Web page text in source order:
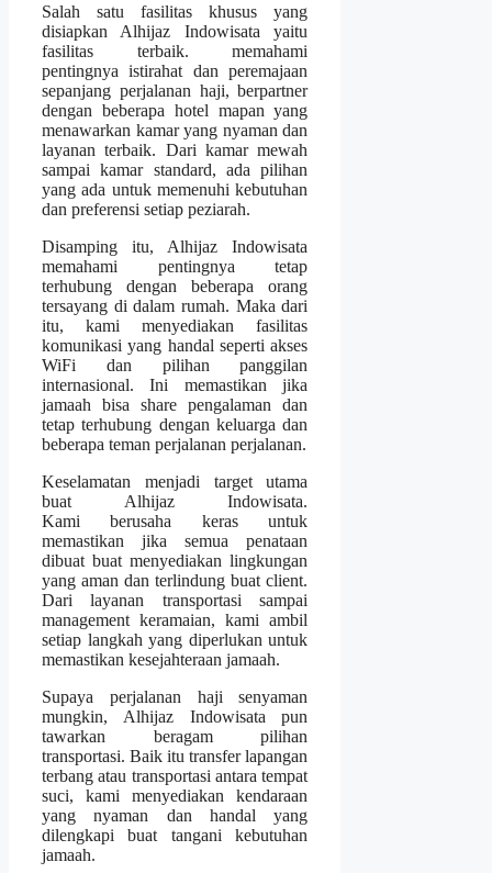
Salah satu fasilitas khusus yang
disiapkan Alhijaz Indowisata yaitu
fasilitas terbaik. memahami
pentingnya istirahat dan peremajaan
sepanjang perjalanan haji, berpartner
dengan beberapa hotel mapan yang
menawarkan kamar yang nyaman dan
layanan terbaik. Dari kamar mewah
sampai kamar standard, ada pilihan
yang ada untuk memenuhi kebutuhan
dan preferensi setiap peziarah.
Disamping itu, Alhijaz Indowisata
memahami pentingnya tetap
terhubung dengan beberapa orang
tersayang di dalam rumah. Maka dari
itu, kami menyediakan fasilitas
komunikasi yang handal seperti akses
WiFi dan pilihan panggilan
internasional. Ini memastikan jika
jamaah bisa share pengalaman dan
tetap terhubung dengan keluarga dan
beberapa teman perjalanan perjalanan.
Keselamatan menjadi target utama
buat Alhijaz Indowisata.
Kami berusaha keras untuk
memastikan jika semua penataan
dibuat buat menyediakan lingkungan
yang aman dan terlindung buat client.
Dari layanan transportasi sampai
management keramaian, kami ambil
setiap langkah yang diperlukan untuk
memastikan kesejahteraan jamaah.
Supaya perjalanan haji senyaman
mungkin, Alhijaz Indowisata pun
tawarkan beragam pilihan
transportasi. Baik itu transfer lapangan
terbang atau transportasi antara tempat
suci, kami menyediakan kendaraan
yang nyaman dan handal yang
dilengkapi buat tangani kebutuhan
jamaah.